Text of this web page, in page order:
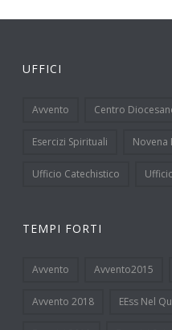
UFFICI
Avvento Centro
Esercizi Spirituali Novena
Ufficio Catechistico
TEMPI FORTI
Avvento Avvento2015
Avvento 2018 EEss Nel